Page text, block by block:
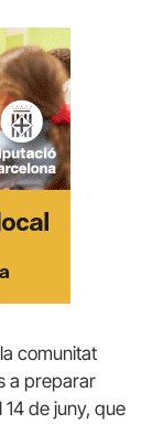
comunitat
a preparar
de juny, que